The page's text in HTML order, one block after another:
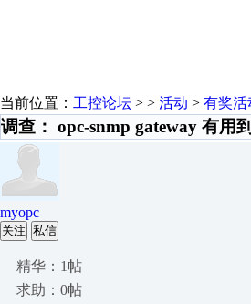
当前位置： 工控论坛 > > 活动 > 有奖活
调查： opc-snmp gateway 有用
myopc
关注 私信
精华：1帖
求助：0帖